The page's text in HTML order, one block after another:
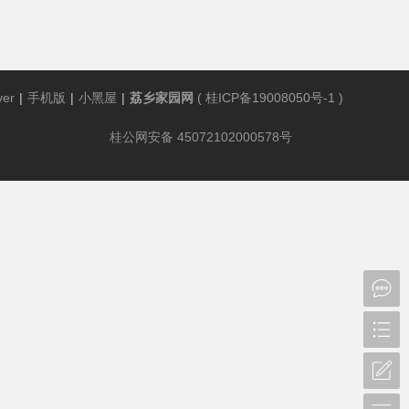
| 手机版 | 小黑屋 | 荔乡家园网 ( 桂ICP备19008050号-1 )
桂公网安备 45072102000578号